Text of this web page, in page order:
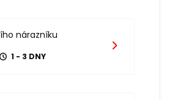
nárazníku
1 - 3 DNY